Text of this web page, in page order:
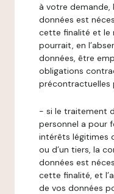
à votre
données est
cette finalité et le
pourrait, en
données, être
obligations
précontractuelles
- si le traitement
personnel a pour
intérêts légitimes
ou d’un tiers, la
données est
cette finalité, et
de vos données